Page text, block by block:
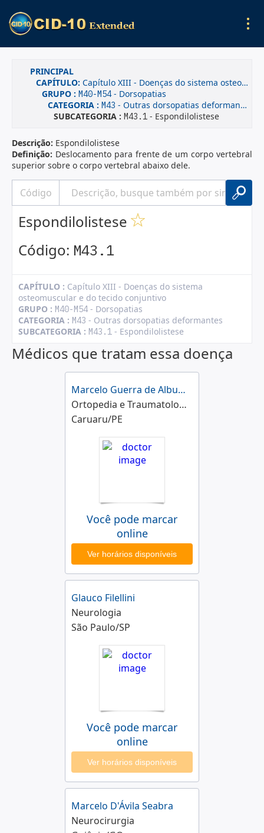
PRINCIPAL
CAPÍTULO: Capítulo XIII - Doenças do sistema osteomuscular e do tecido conjuntivo
GRUPO : M40-M54- Dorsopatias
CATEGORIA : M43 - Outras dorsopatias deformantes
SUBCATEGORIA : M43.1 - Espondilolistese
Descrição: Espondilolistese
Definição: Deslocamento para frente de um corpo vertebral
superior sobre o corpo vertebral abaixo dele.
Espondilolistese
Código: M43.1
CAPÍTULO : Capítulo XIII - Doenças do sistema
osteomuscular e do tecido conjuntivo
GRUPO : M40-M54- Dorsopatias
CATEGORIA : M43 - Outras dorsopatias deformantes
SUBCATEGORIA : M43.1 - Espondilolistese
Médicos que tratam essa doença
Marcelo Guerra de Albuquerque Rosendo
Ortopedia e Traumatologia
Caruaru/PE
Você pode marcar
online
Ver horários disponíveis
Glauco Filellini
Neurologia
São Paulo/SP
Você pode marcar
online
Ver horários disponíveis
Marcelo D'Ávila Seabra
Neurocirurgia